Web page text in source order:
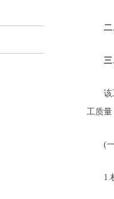
二
三、
该工
工质量
(一)
1.桩